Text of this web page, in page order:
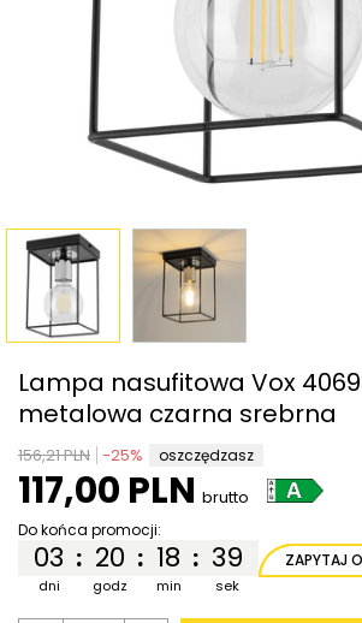
Lampa nasufitowa Vox
metalowa czarna srebrna
156,21 PLN -25% oszczędzasz
117,00 PLN brutto
Do końca promocji:
:
dni
03 :
godz
20 :
min
18
sek
39 ZAPYTAJ